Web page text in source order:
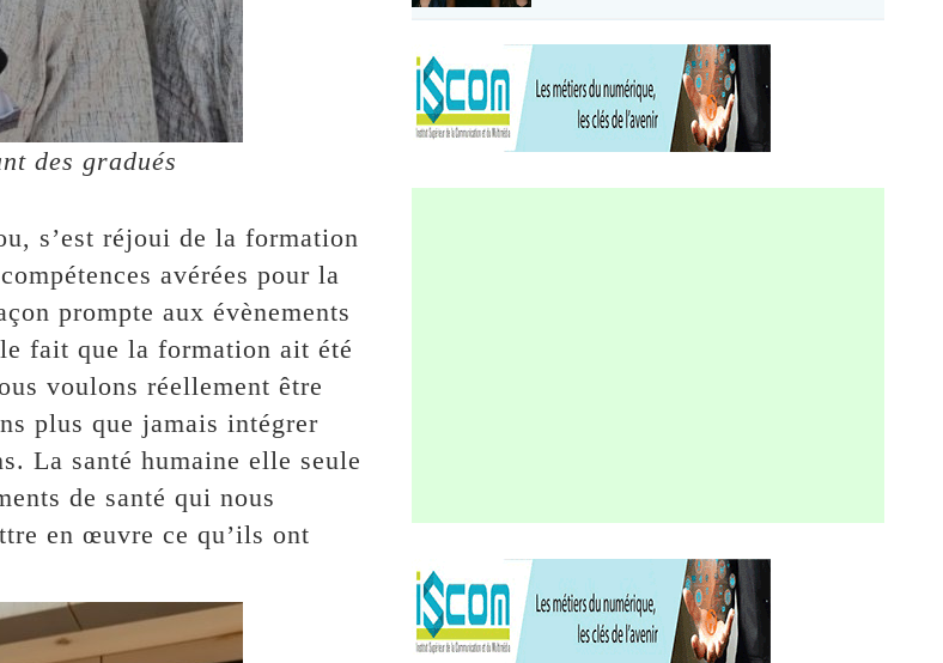
des gradués
s’est réjoui de la formation
avérées pour la
prompte aux évènements
fait que la formation ait été
voulons réellement être
plus que jamais intégrer
La santé humaine elle seule
de santé qui nous
en œuvre ce qu’ils ont